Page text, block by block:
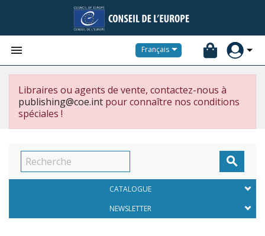
 Français
Libraires ou agents de vente, contactez-nous à
publishing@coe.int pour connaître nos conditions
spéciales !

CATALOGUE
NEWSLETTER